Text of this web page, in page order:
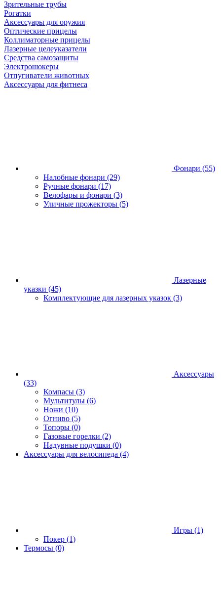
Зрительные трубы
Рогатки
Аксессуары для оружия
Оптические прицелы
Коллиматорные прицелы
Лазерные целеуказатели
Средства самозащиты
Электрошокеры
Отпугиватели животных
Аксессуары для фитнеса
Фонари (55)
Налобные фонари (29)
Ручные фонари (17)
Велофары и фонари (3)
Уличные прожекторы (5)
Лазерные
указки (45)
Комплектующие для лазерных указок (3)
Аксессуары
(33)
Компасы (3)
Мультитулы (6)
Ножи (10)
Огниво (5)
Топоры (0)
Газовые горелки (2)
Надувные подушки (0)
Аксессуары для велосипеда (4)
Игры (1)
Покер (1)
Термосы (0)